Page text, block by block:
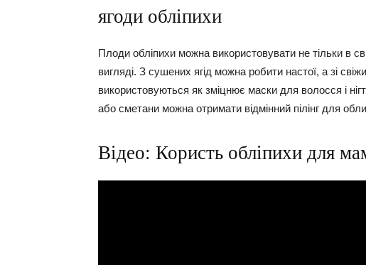
ягоди обліпихи
Плоди обліпихи можна використовувати не тільки в
вигляді. З сушених ягід можна робити настої, а зі
використовуються як зміцнює маски для волосся і
або сметани можна отримати відмінний пілінг для
Відео: Користь обліпихи для